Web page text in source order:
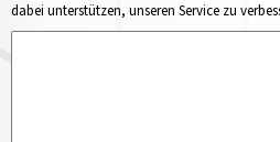
dabei unterstützen, unseren Service zu